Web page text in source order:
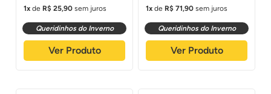
1
de R$ 25,90 sem juros
Queridinhos do Inverno
Ver Produto
1
de R$ 71,90 sem juros
Queridinhos do Inverno
Ver Produto